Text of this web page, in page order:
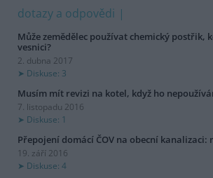
dotazy a odpovědi
Může zemědělec používat chemický postřik,
vesnici?
2. dubna 2017
Diskuse: 3
Musím mít revizi na kotel, když ho
7. listopadu 2016
Diskuse: 1
Přepojení domácí ČOV na obecní kanalizaci:
19. září 2016
Diskuse: 4